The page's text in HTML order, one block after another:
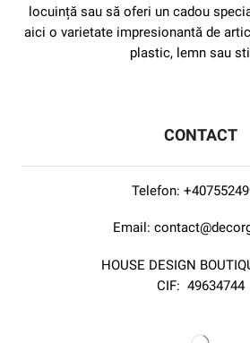
locuință sau să oferi un cadou
aici o varietate impresionantă de
plastic, lemn sau
CONTACT
Telefon:
Email:
HOUSE DESIGN
CIF: 49634744